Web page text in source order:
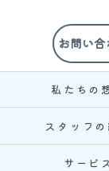
お問い
私たちの
スタッフ
サービ